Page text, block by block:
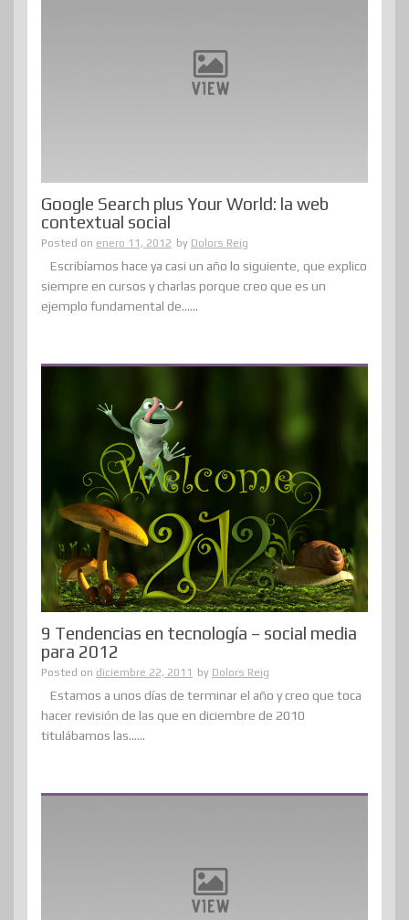
Google Search plus Your World: la web
contextual social
Posted on enero 11, 2012 by Dolors Reig
Escribíamos hace ya casi un año lo siguiente, que explico
siempre en cursos y charlas porque creo que es un
ejemplo fundamental de......
9 Tendencias en tecnología – social media
para 2012
Posted on diciembre 22, 2011 by Dolors Reig
Estamos a unos días de terminar el año y creo que toca
hacer revisión de las que en diciembre de 2010
titulábamos las......